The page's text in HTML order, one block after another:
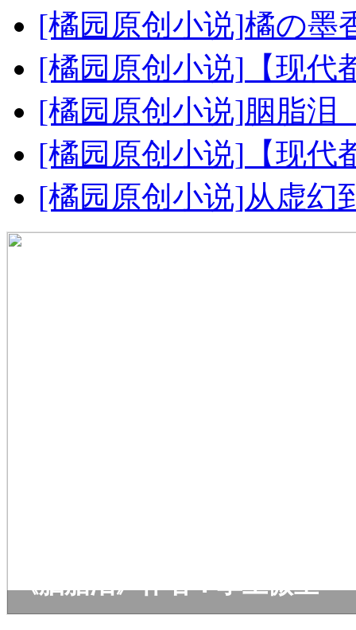
[橘园原创小说]橘の墨
[橘园原创小说] 【现
[橘园原创小说]胭脂泪
[橘园原创小说] 【现
[橘园原创小说]从虚幻
《胭脂泪》作者：掌上微尘